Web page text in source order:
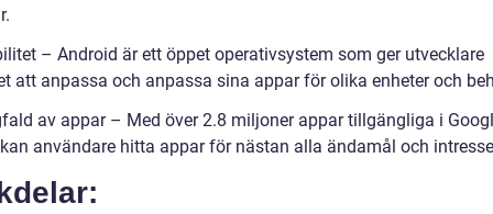
– Android är ett öppet operativsystem som ger utvecklare
att anpassa och anpassa sina appar för olika enheter och
av appar – Med över 2.8 miljoner appar tillgängliga i
användare hitta appar för nästan alla ändamål och